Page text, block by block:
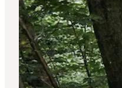
Explore